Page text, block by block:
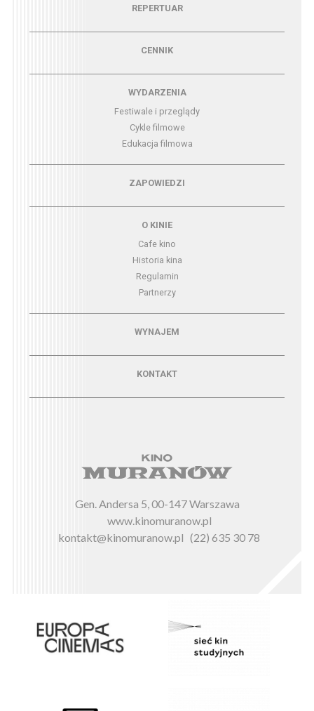
Menu - repertuarREPERTUAR
CENNIK
Menu - wydarzeniaWYDARZENIA
Festiwale i przeglądy
Cykle filmowe
Edukacja filmowa
Menu - zapowiedziZAPOWIEDZI
O KINIE
Cafe kino
Historia kina
Regulamin
Partnerzy
Menu - wynajemWYNAJEM
KONTAKT
Gen. Andersa 5, 00-147 Warszawa
www.kinomuranow.pl
kontakt@kinomuranow.pl (22) 635 30 78